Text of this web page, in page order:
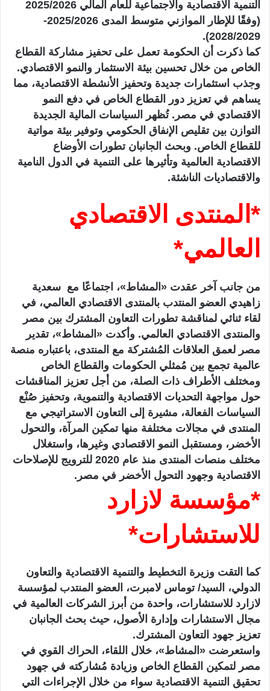
التنمية الاقتصادية والاجتماعية للعام المالي 2025/2026
(وفقًا للإطار الموازني متوسط المدى 2025/2026-
2028/2029).
كما ذكرت أن الحكومة تعمل على تحفيز مشاركة القطاع
الخاص من خلال تحسين بيئة الاستثمار والنمو الاقتصادي.
وجذب استثمارات جديدة وتحفيز الأنشطة الاقتصادية، مما
يساهم في تعزيز دور القطاع الخاص في دفع النمو
الاقتصادي في مصر. تُظهر السياسات المالية الجديدة
التوازن بين تقليص الإنفاق الحكومي وتوفير بيئة مواتية
للقطاع الخاص. وبحث الجانبان تطورات الأوضاع
الاقتصادية العالمية وتأثيرها على التنمية في الدول النامية
والاقتصاديات الناشئة.
*المنتدى الاقتصادي
العالمي*
من جانب آخر عقدت «المشاط»، اجتماعًا مع سعدية
زاهيدي العضو المنتدب بالمنتدى الاقتصادي العالمي، في
لقاء ثنائي لمناقشة تطورات التعاون المشترك بين مصر
والمنتدى الاقتصادي العالمي. وأكدت «المشاط»، تقدير
مصر لعمق العلاقات المُشتركة مع المنتدى، باعتباره منصة
عالمية تجمع بين مُمثلي الحكومات والقطاع الخاص
ومختلف الأطراف ذات الصلة، من أجل تعزيز المناقشات
حول مواجهة التحديات الاقتصادية والتنموية، وتحفيز صُنْع
السياسات الفعالة، مشيرة إلى التعاون الاستراتيجي مع
المنتدى في مجالات مختلفة منها تمكين المرآة، والتحول
الأخضر، ومستقبل النمو الاقتصادي وغيرها، واستغلال
مختلف منصات المنتدى منذ عام 2020 للترويج للإصلاحات
الاقتصادية وجهود التحول الأخضر في مصر.
*مؤسسة لازارد
للاستشارات*
كما التقت وزيرة التخطيط والتنمية الاقتصادية والتعاون
الدولي، السيد/ توماس لامبرت، العضو المنتدب لمؤسسة
لازارد للاستشارات، واحدة من أبرز الشركات العالمية في
مجال الاستشارات وإدارة الأصول، حيث بحث الجانبان
تعزيز جهود التعاون المشترك.
واستعرضت «المشاط»، خلال اللقاء، الحراك القوي في
مصر لتمكين القطاع الخاص وزيادة مُشاركته في جهود
تحقيق التنمية الاقتصادية سواء من خلال الإجراءات التي